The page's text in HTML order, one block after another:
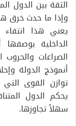
الثقة بين الدول
وإذا ما حدث خرق
يعني هذا
الداخلية
الصراعات
أنموذج الدولة
توازن القوى
يحكم الدول
سهلاً تجاوزها.